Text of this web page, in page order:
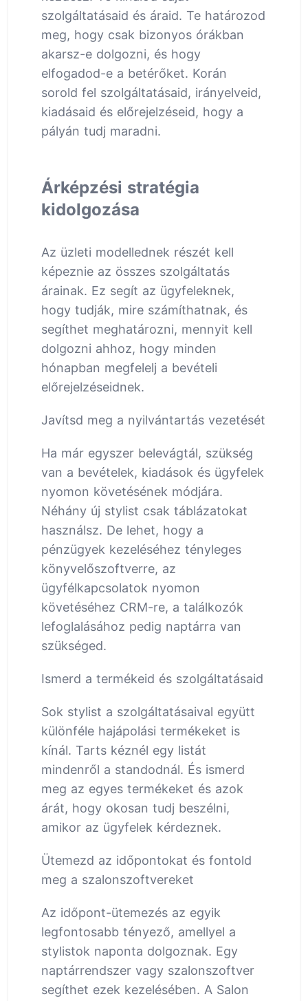
szolgáltatásaid és áraid. Te határozod
meg, hogy csak bizonyos órákban
akarsz-e dolgozni, és hogy
elfogadod-e a betérőket. Korán
sorold fel szolgáltatásaid, irányelveid,
kiadásaid és előrejelzéseid, hogy a
pályán tudj maradni.
Árképzési stratégia
kidolgozása
Az üzleti modellednek részét kell
képeznie az összes szolgáltatás
árainak. Ez segít az ügyfeleknek,
hogy tudják, mire számíthatnak, és
segíthet meghatározni, mennyit kell
dolgozni ahhoz, hogy minden
hónapban megfelelj a bevételi
előrejelzéseidnek.
Javítsd meg a nyilvántartás vezetését
Ha már egyszer belevágtál, szükség
van a bevételek, kiadások és ügyfelek
nyomon követésének módjára.
Néhány új stylist csak táblázatokat
használsz. De lehet, hogy a
pénzügyek kezeléséhez tényleges
könyvelőszoftverre, az
ügyfélkapcsolatok nyomon
követéséhez CRM-re, a találkozók
lefoglalásához pedig naptárra van
szükséged.
Ismerd a termékeid és szolgáltatásaid
Sok stylist a szolgáltatásaival együtt
különféle hajápolási termékeket is
kínál. Tarts kéznél egy listát
mindenről a standodnál. És ismerd
meg az egyes termékeket és azok
árát, hogy okosan tudj beszélni,
amikor az ügyfelek kérdeznek.
Ütemezd az időpontokat és fontold
meg a szalonszoftvereket
Az időpont-ütemezés az egyik
legfontosabb tényező, amellyel a
stylistok naponta dolgoznak. Egy
naptárrendszer vagy szalonszoftver
segíthet ezek kezelésében. A Salon